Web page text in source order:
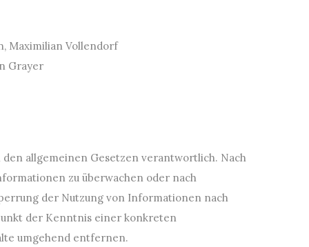
Maximilian Vollendorf
Grayer
allgemeinen Gesetzen verantwortlich. Nach
zu überwachen oder nach
der Nutzung von Informationen nach
der Kenntnis einer konkreten
umgehend entfernen.